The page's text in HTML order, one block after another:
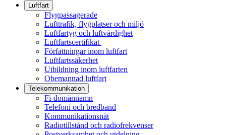
Luftfart
Flygpassagerade
Lufttrafik, flygplatser och miljö
Luftfartyg och luftvärdighet
Luftfartscertifikat
Författningar inom luftfart
Luftfartssäkerhet
Utbildning inom luftfarten
Obemannad luftfart
Telekommunikation
Fi-domännamn
Telefoni och bredband
Kommunikationsnät
Radiotillstånd och radiofrekvenser